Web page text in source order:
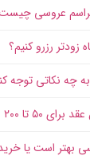
مراسم عروسی
زودتر رزرو کنیم؟
به چه نکاتی توجه
تا ۲۰۰ نفر
بهتر است یا